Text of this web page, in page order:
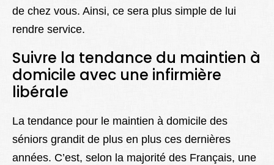
de chez vous. Ainsi, ce sera plus simple de lui
rendre service.
Suivre la tendance du maintien à
domicile avec une infirmière
libérale
La tendance pour le maintien à domicile des
séniors grandit de plus en plus ces dernières
années. C’est, selon la majorité des Français, une